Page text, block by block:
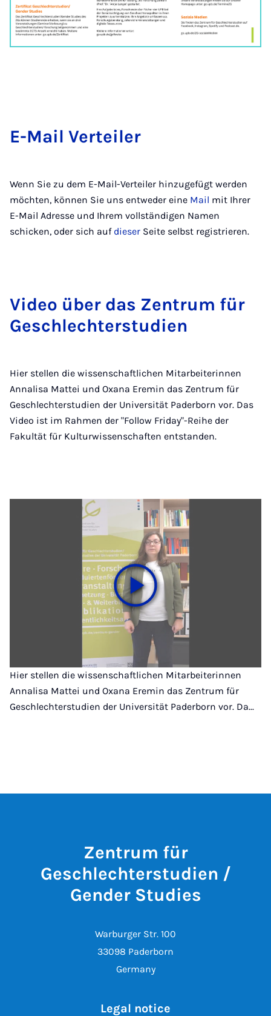
E-Mail Verteiler
Wenn Sie zu dem E-Mail-Verteiler hinzugefügt werden
möchten, können Sie uns entweder eine Mail mit Ihrer
E-Mail Adresse und Ihrem vollständigen Namen
schicken, oder sich auf dieser Seite selbst registrieren.
Video über das Zentrum für
Geschlechterstudien
Hier stellen die wissenschaftlichen Mitarbeiterinnen
Annalisa Mattei und Oxana Eremin das Zentrum für
Geschlechterstudien der Universität Paderborn vor. Das
Video ist im Rahmen der "Follow Friday"-Reihe der
Fakultät für Kulturwissenschaften entstanden.
Hier stellen die wissenschaftlichen Mitarbeiterinnen
Annalisa Mattei und Oxana Eremin das Zentrum für
Geschlechterstudien der Universität Paderborn vor. Da...
Zentrum für
Geschlechterstudien /
Gender Studies
Warburger Str. 100
33098 Paderborn
Germany
Legal notice